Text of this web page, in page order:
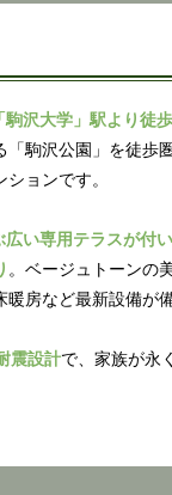
駒沢大学」駅より徒
「駒沢公園」を徒歩
ョンです。
広い専用テラスが付
。ベージュトーンの
暖房など最新設備が
震設計で、家族が永